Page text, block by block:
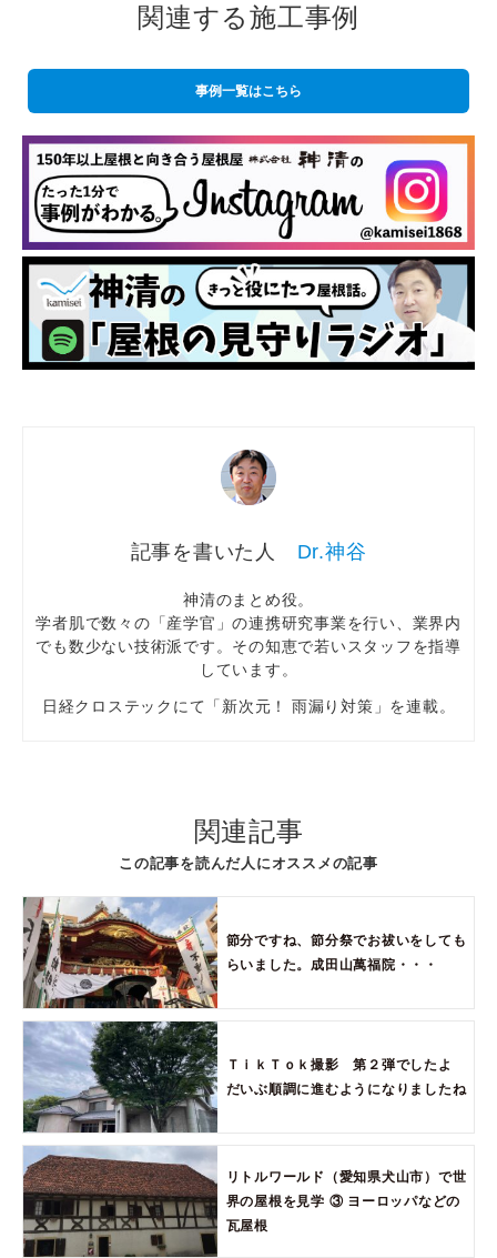
関連する施工事例
事例一覧はこちら
Dr.神谷
神清のまとめ役。
学者肌で数々の「産学官」の連携研究事業を行い、業界内
でも数少ない技術派です。その知恵で若いスタッフを指導
しています。
日経クロステックにて「新次元！ 雨漏り対策」を連載。
関連記事
この記事を読んだ人にオススメの記事
節分ですね、節分祭でお祓いをしても
らいました。成田山萬福院・・・
ＴｉｋＴｏｋ撮影 第２弾でしたよ
だいぶ順調に進むようになりましたね
リトルワールド（愛知県犬山市）で世
界の屋根を見学 ③ ヨーロッパなどの
瓦屋根